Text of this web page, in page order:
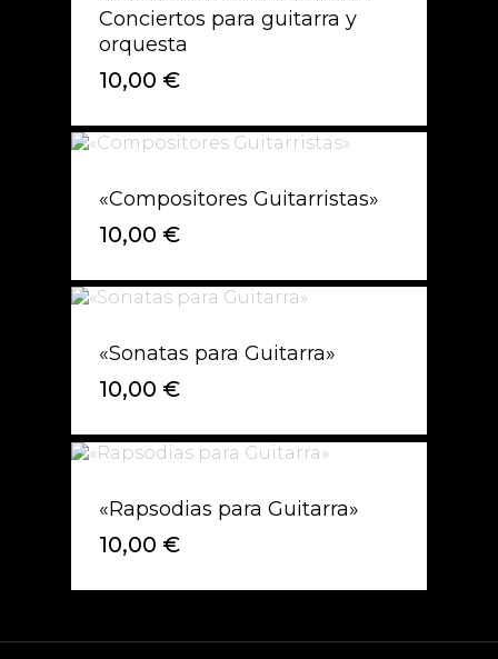
Conciertos para guitarra y
orquesta
10,00 €
«Compositores Guitarristas»
10,00 €
«Sonatas para Guitarra»
10,00 €
«Rapsodias para Guitarra»
10,00 €